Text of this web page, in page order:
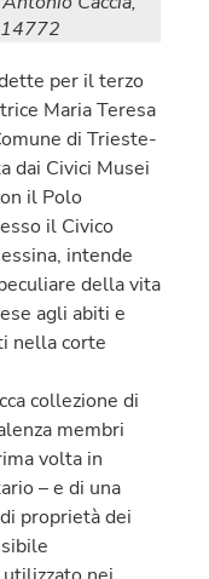
per il terzo
Maria Teresa
di Trieste-
dai Civici Musei
il Polo
il Civico
intende
della vita
agli abiti e
nella corte
collezione di
membri
volta in
– e di una
proprietà dei